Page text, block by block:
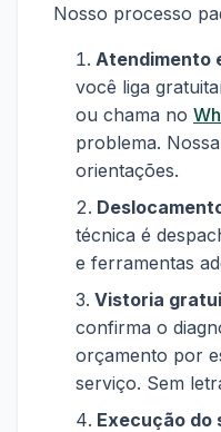
Nosso processo
Atendimento
você liga
ou chama no
problema.
orientações.
técnica é
e ferramentas
Vistoria
confirma o
orçamento por
serviço. Sem
Execução do